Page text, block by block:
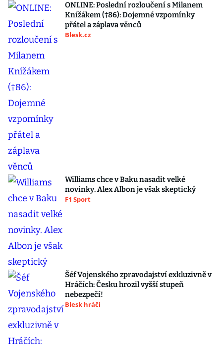
ONLINE: Poslední rozloučení s Milanem
Knížákem (†86): Dojemné vzpomínky
přátel a záplava věnců
Blesk.cz
Williams chce v Baku nasadit velké
novinky. Alex Albon je však skeptický
F1 Sport
Šéf Vojenského zpravodajství exkluzivně v
Hráčích: Česku hrozil vyšší stupeň
nebezpečí!
Blesk hráči